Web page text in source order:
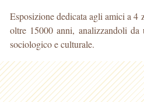
Esposizione dedicata agli amici a 4
oltre 15000 anni, analizzandoli
sociologico e culturale.